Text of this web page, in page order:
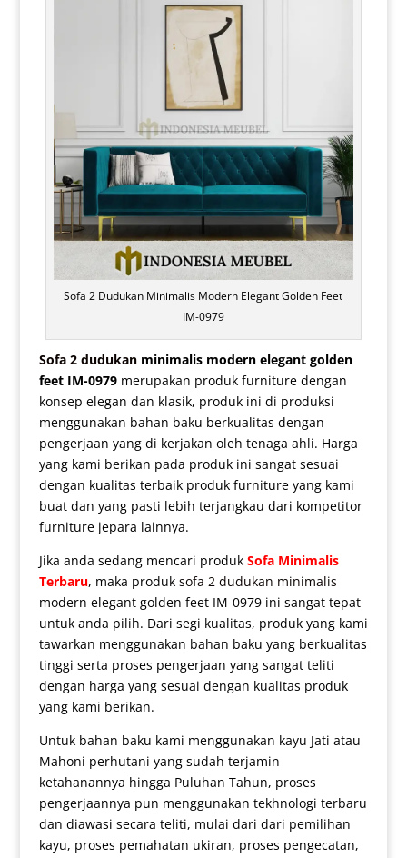
Sofa 2 Dudukan Minimalis Modern Elegant Golden Feet
IM-0979
Sofa 2 dudukanminimalis modern elegant golden
feet IM-0979merupakan produk furniture dengan
konsep elegan dan klasik, produk ini di produksi
menggunakan bahan baku berkualitas dengan
pengerjaan yang di kerjakan oleh tenaga ahli. Harga
yang kami berikan pada produk ini sangat sesuai
dengan kualitas terbaik produk furniture yang kami
buat dan yang pasti lebih terjangkau dari kompetitor
furniture jepara lainnya.
Jika anda sedang mencari produk Sofa Minimalis
Terbaru, maka produk sofa 2 dudukan minimalis
modern elegant golden feet IM-0979 ini sangat tepat
untuk anda pilih. Dari segi kualitas, produk yang kami
tawarkan menggunakan bahan baku yang berkualitas
tinggi serta proses pengerjaan yang sangat teliti
dengan harga yang sesuai dengan kualitas produk
yang kami berikan.
Untuk bahan baku kami menggunakan kayu Jati atau
Mahoni perhutani yang sudah terjamin
ketahanannya hingga Puluhan Tahun, proses
pengerjaannya pun menggunakan tekhnologi terbaru
dan diawasi secara teliti, mulai dari dari pemilihan
kayu, proses pemahatan ukiran, proses pengecatan,